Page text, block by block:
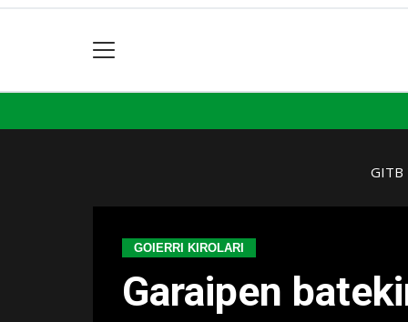
GITB
GOIERRI KIROLARI
Garaipen